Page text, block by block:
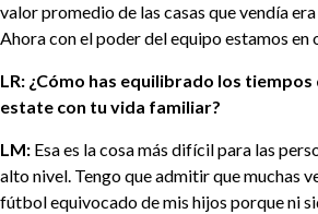
valor promedio de las casas que vendía
Ahora con el poder del equipo estamos en
LR: ¿Cómo has equilibrado los
estate con tu vida familiar?
LM: Esa es la cosa más difícil para las
alto nivel. Tengo que admitir que muchas
fútbol equivocado de mis hijos porque ni